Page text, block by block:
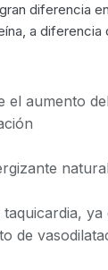
diferencia
a diferencia
el aumento
natural
de